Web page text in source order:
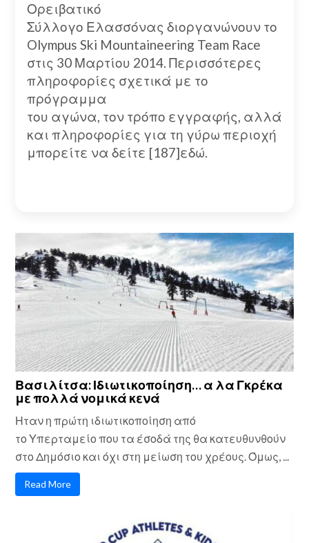
Ορειβατικό
Σύλλογο Ελασσόνας διοργανώνουν το
Olympus Ski Mountaineering Team Race
στις 30 Μαρτίου 2014. Περισσότερες
πληροφορίες σχετικά με το
πρόγραμμα
του αγώνα, τον τρόπο εγγραφής, αλλά
και πληροφορίες για τη γύρω περιοχή
μπορείτε να δείτε [187]εδώ.
Βασιλίτσα: Ιδιωτικοποίηση… α λα Γκρέκα
με πολλά νομικά κενά
Ηταν η πρώτη ιδιωτικοποίηση από
το Υπερταμείο που τα έσοδά της θα κατευθυνθούν
στο Δημόσιο και όχι στη μείωση του χρέους. Όμως, ...
Read More